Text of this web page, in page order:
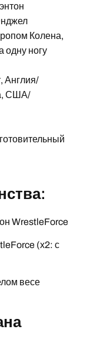
Колена,
одну ногу
Англия/
США/
WrestleForce
(х2: с
весе